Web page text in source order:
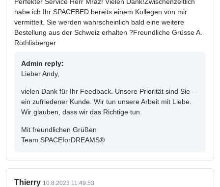
habe ich Ihr SPACEBED bereits einem Kollegen von mir
vermittelt. Sie werden wahrscheinlich bald eine weitere
Bestellung aus der Schweiz erhalten ?Freundliche Grüsse A.
Röthlisberger
Admin reply:
Lieber Andy,
vielen Dank für Ihr Feedback. Unsere Priorität sind Sie -
ein zufriedener Kunde. Wir tun unsere Arbeit mit Liebe.
Wir glauben, dass wir das Richtige tun.
Mit freundlichen Grüßen
Team SPACEforDREAMS®
Thierry 10.8.2023 11:49.53